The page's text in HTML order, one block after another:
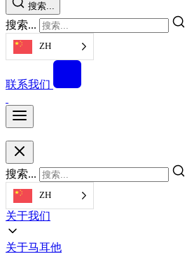
搜索...
搜索...
ZH
联系我们
搜索...
ZH
关于我们
关于马耳他